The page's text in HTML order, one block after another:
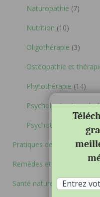
Naturopathie (7)
Nutrition (10)
Oligothérapie (3)
Ostéopathie et
Phytothérapie (14)
Psychologie et
Psychothérapies
Pratiques de santé et de
Remèdes et Panacées (10)
Santé naturelle (10)